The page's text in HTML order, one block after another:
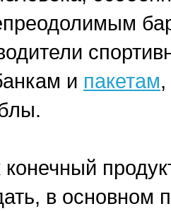
и пакетам
конечный
в основном